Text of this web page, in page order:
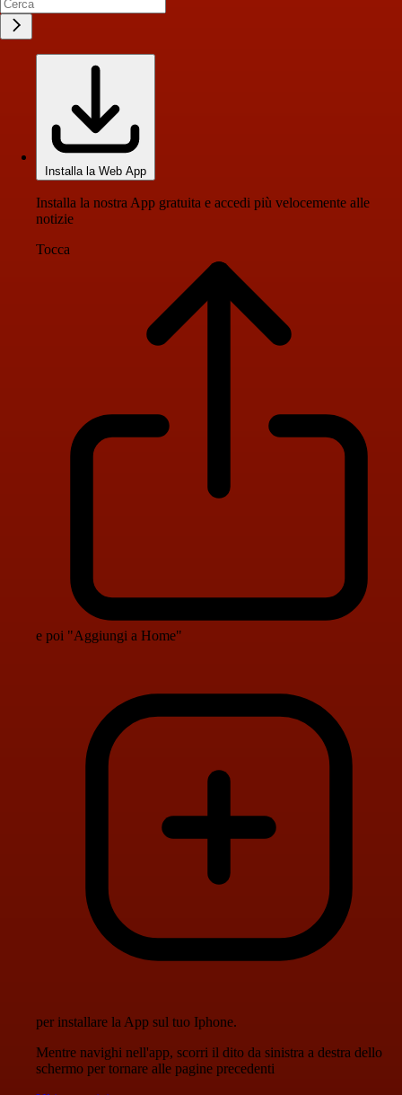
Installa la Web App
Installa la nostra App gratuita e accedi più velocemente alle
notizie
Tocca
e poi "Aggiungi a Home"
per installare la App sul tuo Iphone.
Mentre navighi nell'app, scorri il dito da sinistra a destra dello
schermo per tornare alle pagine precedenti